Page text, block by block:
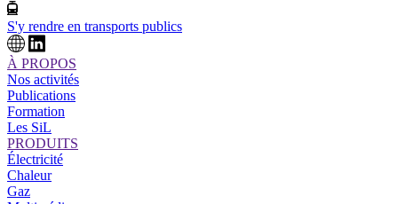
S'y rendre en transports publics
À PROPOS
Nos activités
Publications
Formation
Les SiL
PRODUITS
Électricité
Chaleur
Gaz